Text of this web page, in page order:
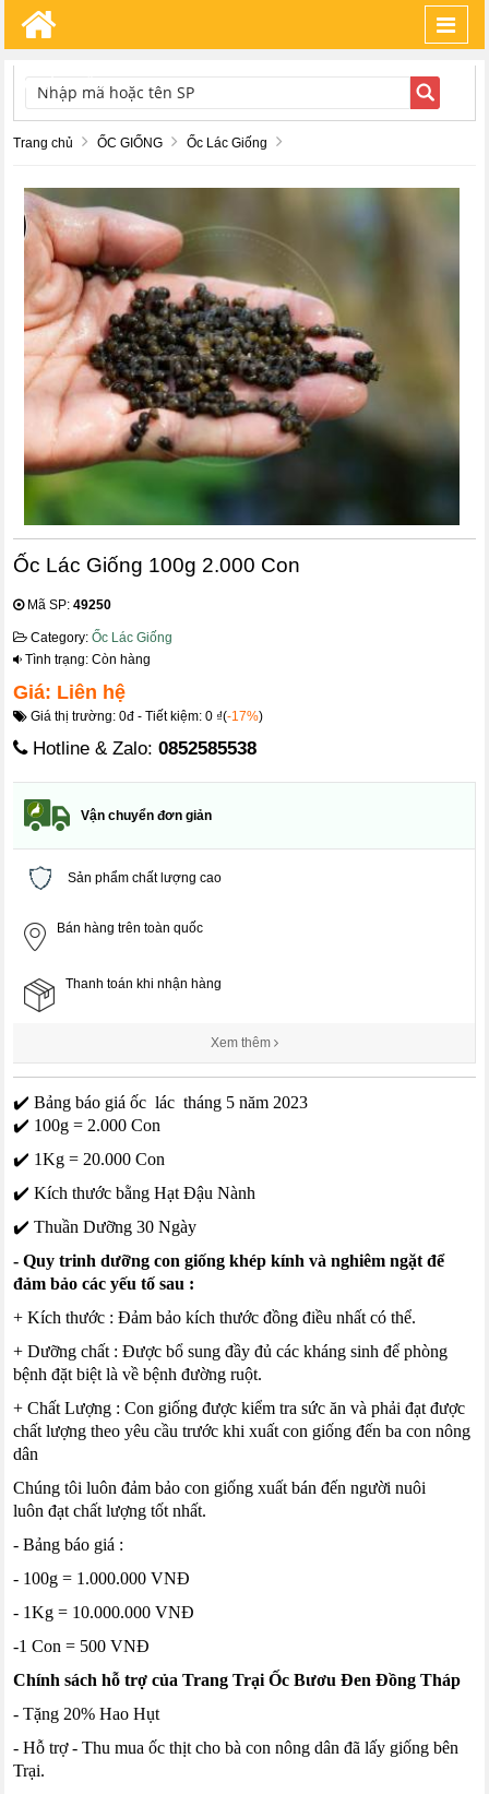
TÌM KIẾM
Trang chủ ỐC GIỐNG Ốc Lác Giống
Ốc Lác Giống 100g 2.000 Con
Mã SP:49250
Category:Ốc Lác Giống
Tình trạng: Còn hàng
Giá: Liên hệ
Giá thị trường: 0đ - Tiết kiệm: 0 ₫(-17%)
Hotline & Zalo:0852585538
Vận chuyển đơn giản
Sản phẩm chất lượng cao
Bán hàng trên toàn quốc
Thanh toán khi nhận hàng
Xem thêm
✔️ Bảng báo giá ốc lác tháng 5 năm 2023
✔️ 100g = 2.000 Con
✔️ 1Kg = 20.000 Con
✔️ Kích thước bằng Hạt Đậu Nành
✔️ Thuần Dưỡng 30 Ngày
- Quy trinh dưỡng con giống khép kính và nghiêm ngặt để
đảm bảo các yếu tố sau :
+ Kích thước : Đảm bảo kích thước đồng điều nhất có thể.
+ Dưỡng chất : Được bổ sung đầy đủ các kháng sinh để phòng
bệnh đặt biệt là về bệnh đường ruột.
+ Chất Lượng : Con giống được kiểm tra sức ăn và phải đạt được
chất lượng theo yêu cầu trước khi xuất con giống đến ba con nông
dân
Chúng tôi luôn đảm bảo con giống xuất bán đến người nuôi
luôn đạt chất lượng tốt nhất.
- Bảng báo giá :
- 100g = 1.000.000 VNĐ
- 1Kg = 10.000.000 VNĐ
-1 Con = 500 VNĐ
Chính sách hỗ trợ của Trang Trại Ốc Bươu Đen Đồng Tháp
- Tặng 20% Hao Hụt
- Hỗ trợ - Thu mua ốc thịt cho bà con nông dân đã lấy giống bên
Trại.